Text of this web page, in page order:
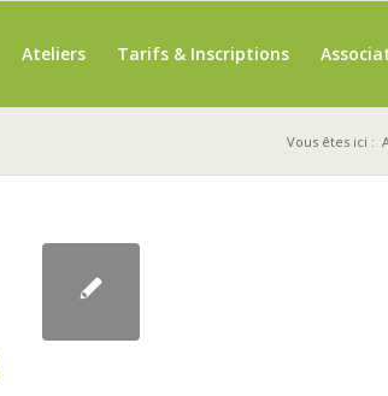
Ateliers Tarifs & Inscriptions
Vous êtes ici :